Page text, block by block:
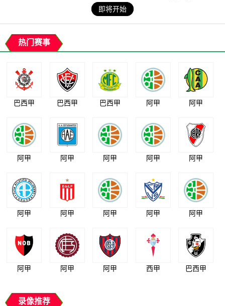
即将开始
热门赛事
巴西甲 巴西甲 巴西甲 阿甲 阿甲
阿甲 阿甲 阿甲 阿甲 阿甲
阿甲 阿甲 阿甲 阿甲 阿甲
阿甲 阿甲 阿甲 西甲 巴西甲
录像推荐